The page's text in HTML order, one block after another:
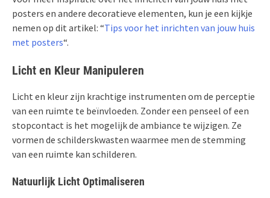
posters en andere decoratieve elementen, kun je een kijkje
nemen op dit artikel: “Tips voor het inrichten van jouw huis
met posters“.
Licht en Kleur Manipuleren
Licht en kleur zijn krachtige instrumenten om de perceptie
van een ruimte te beïnvloeden. Zonder een penseel of een
stopcontact is het mogelijk de ambiance te wijzigen. Ze
vormen de schilderskwasten waarmee men de stemming
van een ruimte kan schilderen.
Natuurlijk Licht Optimaliseren